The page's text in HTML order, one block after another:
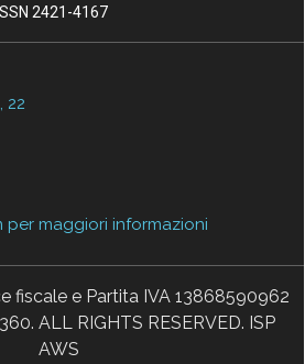
2421-4167
22
per maggiori informazioni
fiscale e Partita IVA 13868590962
ALL RIGHTS RESERVED. ISP
AWS